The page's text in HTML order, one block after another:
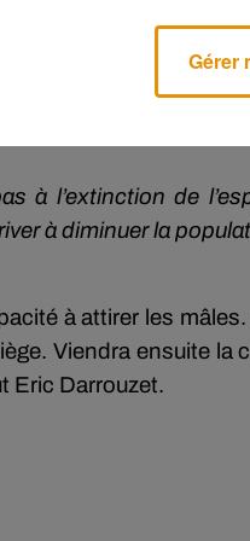
à l’extinction de
à diminuer la
à attirer les
Viendra ensuite la
Eric Darrouzet.
Gérer